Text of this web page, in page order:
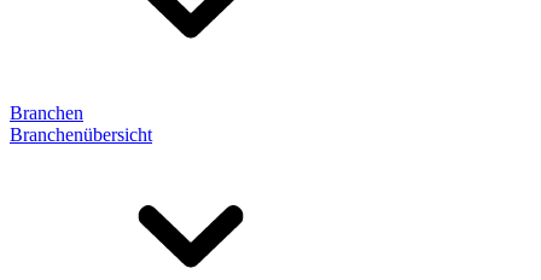
Branchen
Branchenübersicht